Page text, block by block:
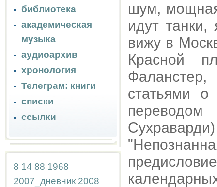
библиотека
академическая
музыка
аудиоархив
хронология
Телеграм: книги
списки
ссылки
8 14 88 1968
2007_дневник 2008
шум,
идут
вижу в
Красной
статьями